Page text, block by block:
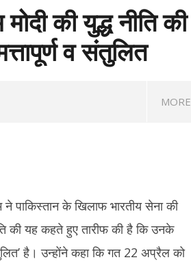
की युद्ध नीति की
व संतुलित
MORE
ने पाकिस्तान के खिलाफ भारतीय सेना की
की यह कहते हुए तारीफ की है कि उनके
है। उन्होंने कहा कि गत 22 अप्रैल को